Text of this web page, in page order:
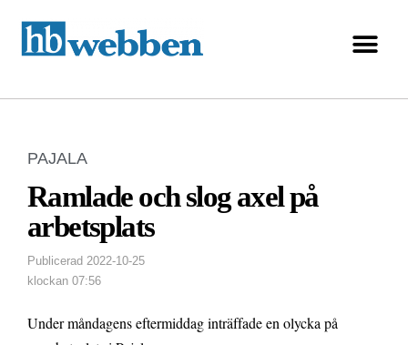
PAJALA
Ramlade och slog axel på
arbetsplats
Publicerad 2022-10-25
klockan 07:56
Under måndagens eftermiddag inträffade en olycka på